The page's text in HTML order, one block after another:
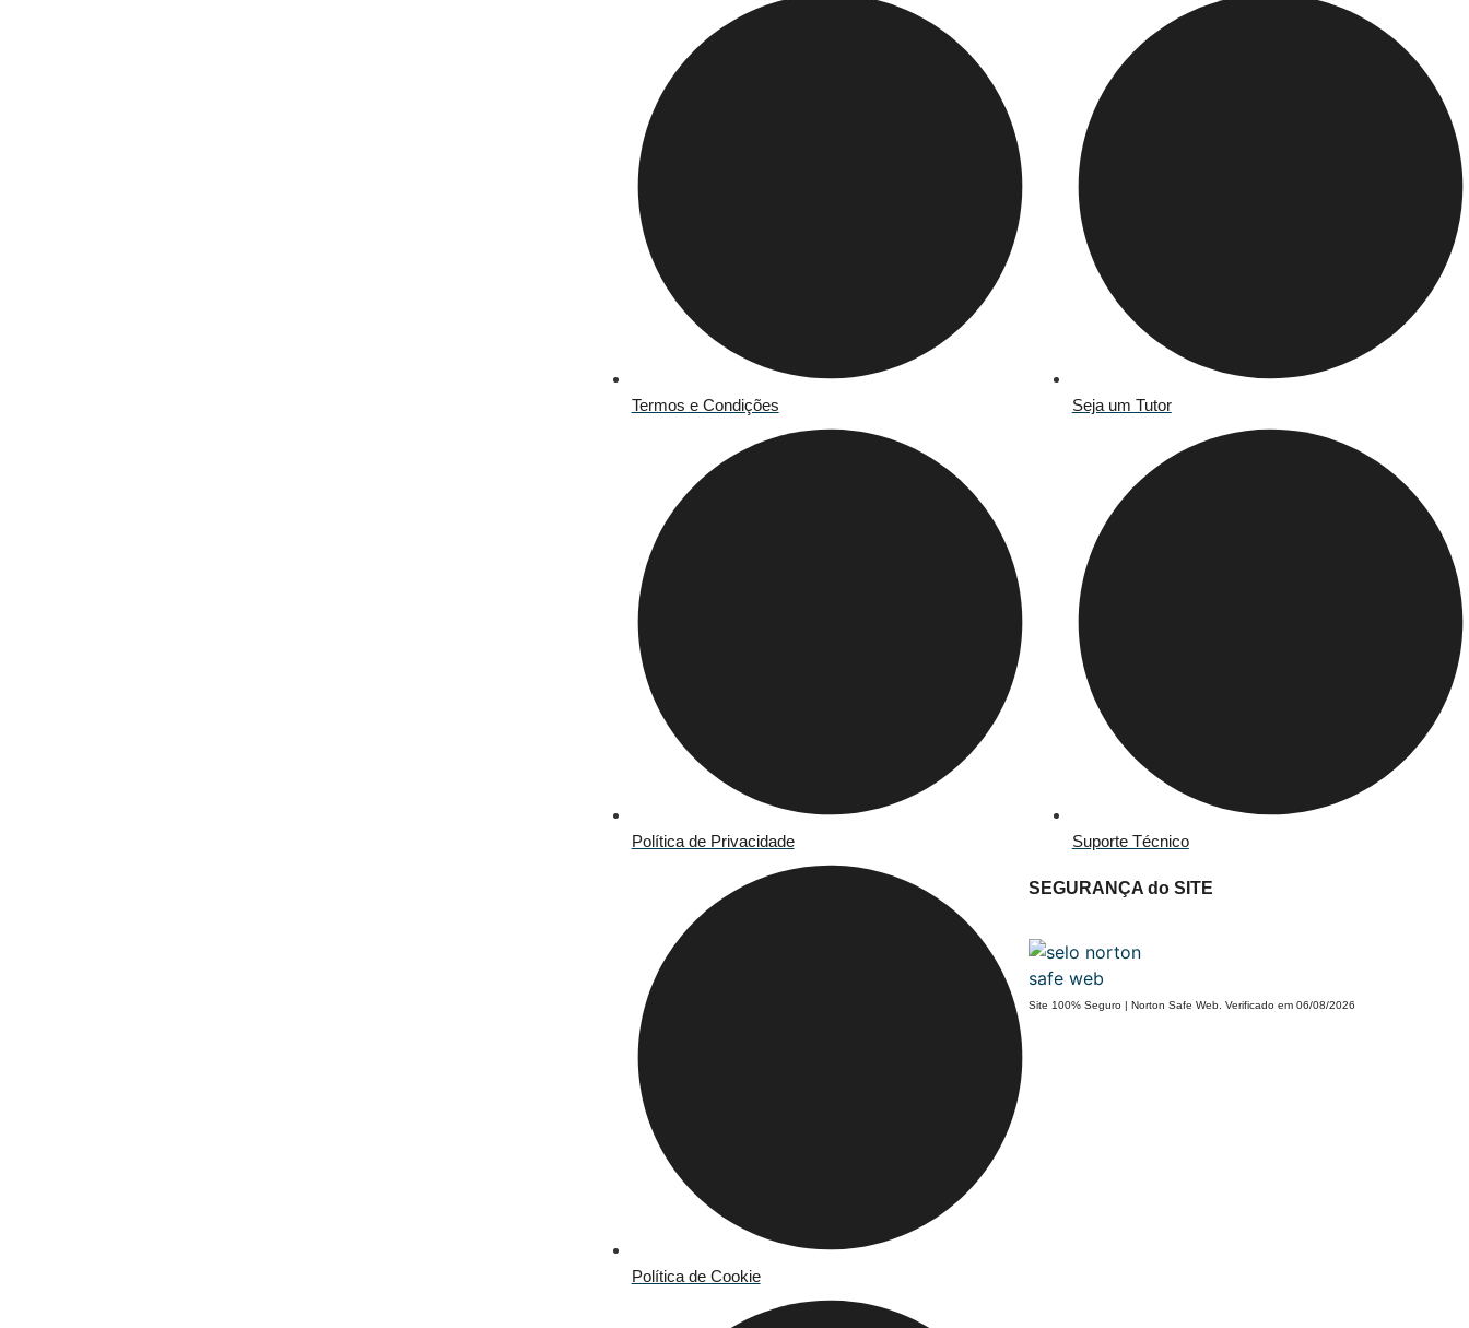
Termos e Condições
Política de Privacidade
Política de Cookie
Seja um Tutor
Suporte Técnico
SEGURANÇA do SITE
Site 100% Seguro | Norton Safe Web. Verificado em 06/08/2026